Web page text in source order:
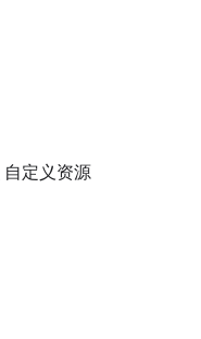
自定义资源